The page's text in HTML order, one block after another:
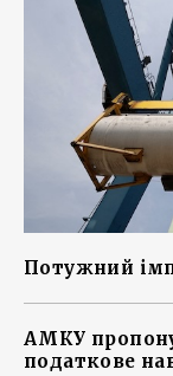
Потужний
АМКУ
податкове